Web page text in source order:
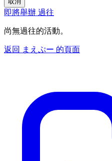
即將舉辦 過往
尚無過往的活動。
返回 まえぷー 的頁面